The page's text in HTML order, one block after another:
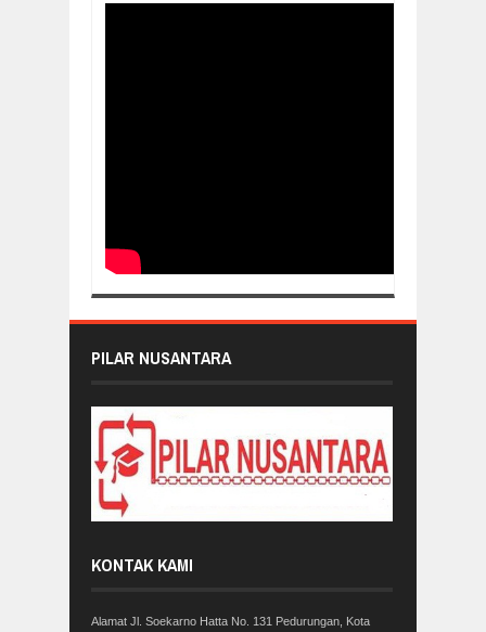
PILAR NUSANTARA
KONTAK KAMI
Alamat Jl. Soekarno Hatta No. 131 Pedurungan, Kota